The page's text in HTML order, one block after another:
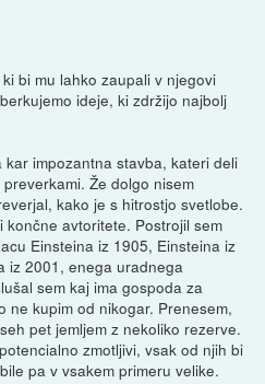
bi mu lahko zaupali v njegovi
ideje, ki zdržijo najbolj
impozantna stavba, kateri deli
Že dolgo nisem
kako je s hitrostjo svetlobe.
avtoritete. Postrojil sem
Einsteina iz 1905, Einsteina iz
iz 2001, enega uradnega
sem kaj ima gospoda za
ne kupim od nikogar. Prenesem,
pet jemljem z nekoliko rezerve.
zmotljivi, vsak od njih bi
pa v vsakem primeru velike.